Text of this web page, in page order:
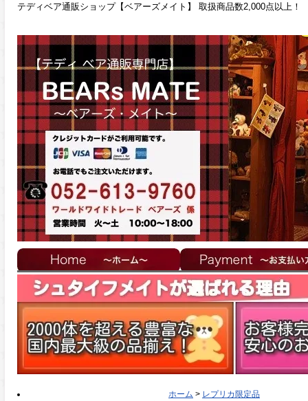
テディベア通販ショップ【ベアーズメイト】 取扱商品数2,000点以上！
ホーム > レプリカ限定品